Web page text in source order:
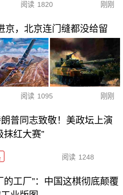
阅读 1820 刚刚
京，北京连门缝都没给留
阅读 1095 刚刚
普同志致敬！美政坛上演
抹红大赛”
阅读 1248
的工厂”：中国这棋彻底颠覆